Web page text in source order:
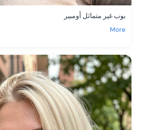
بوب غير متماثل أومبير
More